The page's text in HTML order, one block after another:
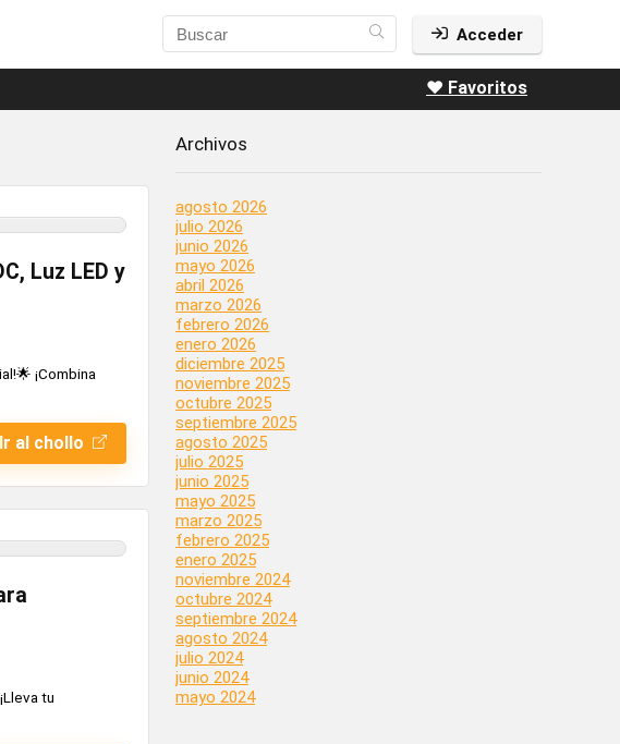
Acceder
❤️ Favoritos
Luz LED y
¡Combina
Ir al chollo
tu
Archivos
agosto 2026
julio 2026
junio 2026
mayo 2026
abril 2026
marzo 2026
febrero 2026
enero 2026
diciembre 2025
noviembre 2025
octubre 2025
septiembre 2025
agosto 2025
julio 2025
junio 2025
mayo 2025
marzo 2025
febrero 2025
enero 2025
noviembre 2024
octubre 2024
septiembre 2024
agosto 2024
julio 2024
junio 2024
mayo 2024